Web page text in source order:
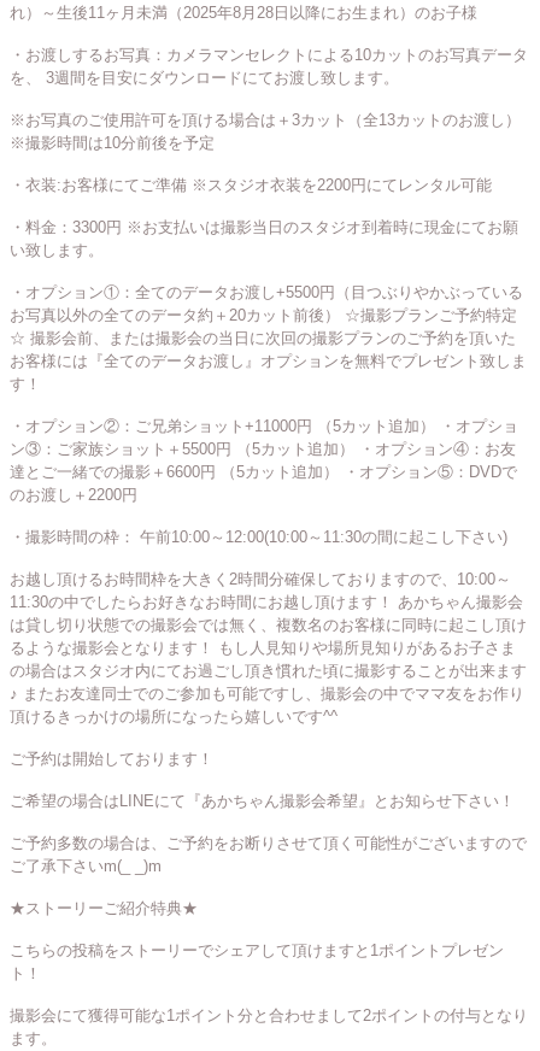
れ）～生後11ヶ月未満（2025年8月28日以降にお生まれ）のお子様
・お渡しするお写真：カメラマンセレクトによる10カットのお写真データ
を、 3週間を目安にダウンロードにてお渡し致します。
※お写真のご使用許可を頂ける場合は＋3カット（全13カットのお渡し）
※撮影時間は10分前後を予定
・衣装:お客様にてご準備 ※スタジオ衣装を2200円にてレンタル可能
・料金：3300円 ※お支払いは撮影当日のスタジオ到着時に現金にてお願
い致します。
・オプション①：全てのデータお渡し+5500円（目つぶりやかぶっている
お写真以外の全てのデータ約＋20カット前後） ☆撮影プランご予約特定
☆ 撮影会前、または撮影会の当日に次回の撮影プランのご予約を頂いた
お客様には『全てのデータお渡し』オプションを無料でプレゼント致しま
す！
・オプション②：ご兄弟ショット+11000円 （5カット追加） ・オプショ
ン③：ご家族ショット＋5500円 （5カット追加） ・オプション④：お友
達とご一緒での撮影＋6600円 （5カット追加） ・オプション⑤：DVDで
のお渡し＋2200円
・撮影時間の枠： 午前10:00～12:00(10:00～11:30の間に起こし下さい)
お越し頂けるお時間枠を大きく2時間分確保しておりますので、10:00～
11:30の中でしたらお好きなお時間にお越し頂けます！ あかちゃん撮影会
は貸し切り状態での撮影会では無く、複数名のお客様に同時に起こし頂け
るような撮影会となります！ もし人見知りや場所見知りがあるお子さま
の場合はスタジオ内にてお過ごし頂き慣れた頃に撮影することが出来ます
♪ またお友達同士でのご参加も可能ですし、撮影会の中でママ友をお作り
頂けるきっかけの場所になったら嬉しいです^^
ご予約は開始しております！
ご希望の場合はLINEにて『あかちゃん撮影会希望』とお知らせ下さい！
ご予約多数の場合は、ご予約をお断りさせて頂く可能性がございますので
ご了承下さいm(_ _)m
★ストーリーご紹介特典★
こちらの投稿をストーリーでシェアして頂けますと1ポイントプレゼン
ト！
撮影会にて獲得可能な1ポイント分と合わせまして2ポイントの付与となり
ます。